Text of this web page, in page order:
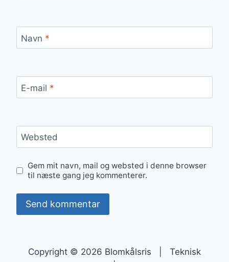
Navn *
E-mail *
Websted
Gem mit navn, mail og websted i denne browser
til næste gang jeg kommenterer.
Copyright © 2026 Blomkålsris | Teknisk